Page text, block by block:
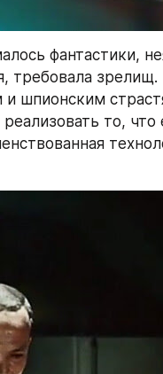
фантастики,
требовала
шпионским
то, что